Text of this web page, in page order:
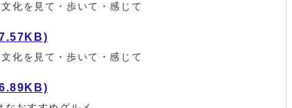
化を見て・歩いて・感じて
化を見て・歩いて・感じて